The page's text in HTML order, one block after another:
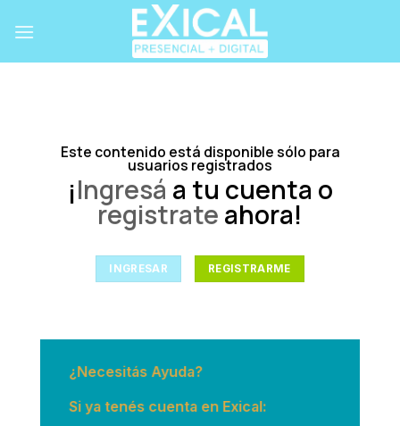
Este contenido está disponible sólo para
usuarios registrados
¡Ingresá a tu cuenta o
registrate ahora!
INGRESAR REGISTRARME
¿Necesitás Ayuda?
Si ya tenés cuenta en Exical: